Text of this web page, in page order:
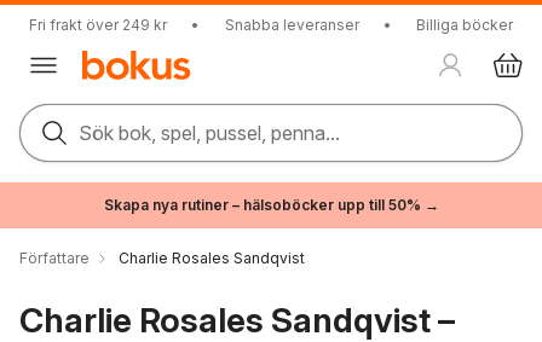
Fri frakt över 249 kr • Snabba leveranser • Billiga böcker
Sök bok, spel, pussel, penna...
Skapa nya rutiner – hälsoböcker upp till 50% →
Författare Charlie Rosales Sandqvist
Charlie Rosales Sandqvist –